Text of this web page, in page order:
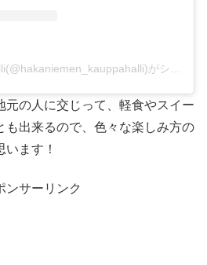
元の人に交じって、軽食やスイー
も出来るので、色々な楽しみ方の
ます！
ンサーリンク